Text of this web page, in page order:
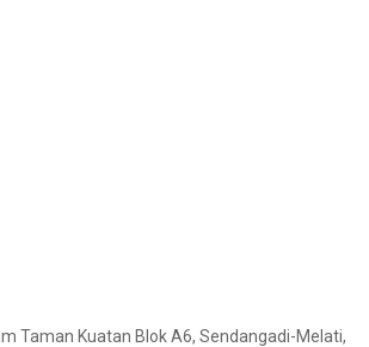
Taman Kuatan Blok A6, Sendangadi-Melati,